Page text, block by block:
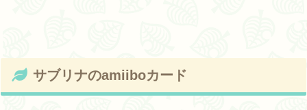
サブリナのamiiboカード